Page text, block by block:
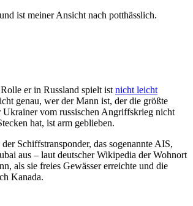
ist meiner Ansicht nach potthässlich.
er in Russland spielt ist nicht leicht
genau, wer der Mann ist, der die größte
Ukrainer vom russischen Angriffskrieg nicht
hat, ist arm geblieben.
Schiffstransponder, das sogenannte AIS,
aus – laut deutscher Wikipedia der Wohnort
als sie freies Gewässer erreichte und die
Kanada.